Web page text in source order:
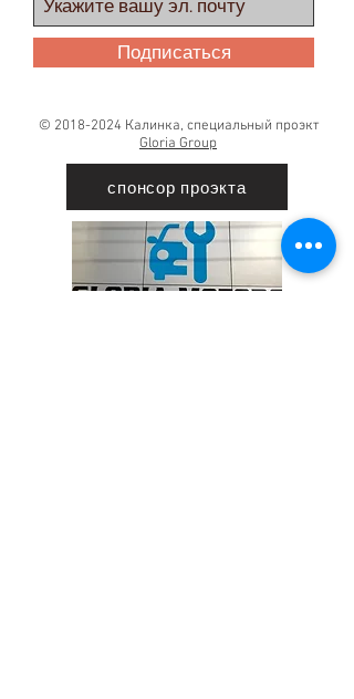
Подписаться
© 2018-2024 Калинка, специальный проэкт
Gloria Group
спонсор проэкта